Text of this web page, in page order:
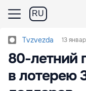
RU
Tvzvezda 13
80-летний
в лотерею